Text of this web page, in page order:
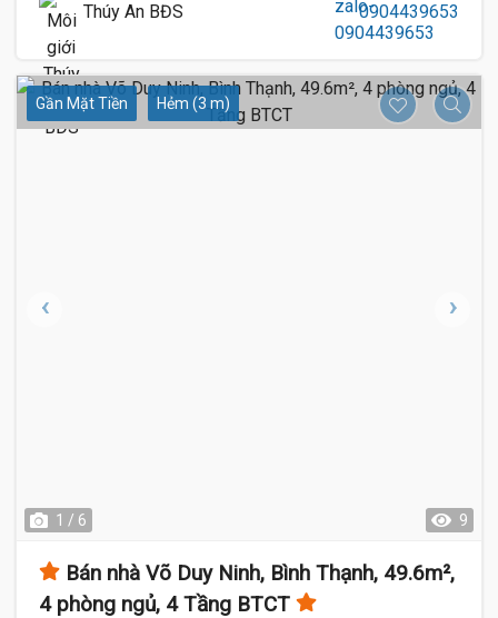
Thúy An BĐS 0904439653
Gần Mặt Tiền Hẻm (3 m)
1 / 6 9
Bán nhà Võ Duy Ninh, Bình Thạnh, 49.6m²,
4 phòng ngủ, 4 Tầng BTCT